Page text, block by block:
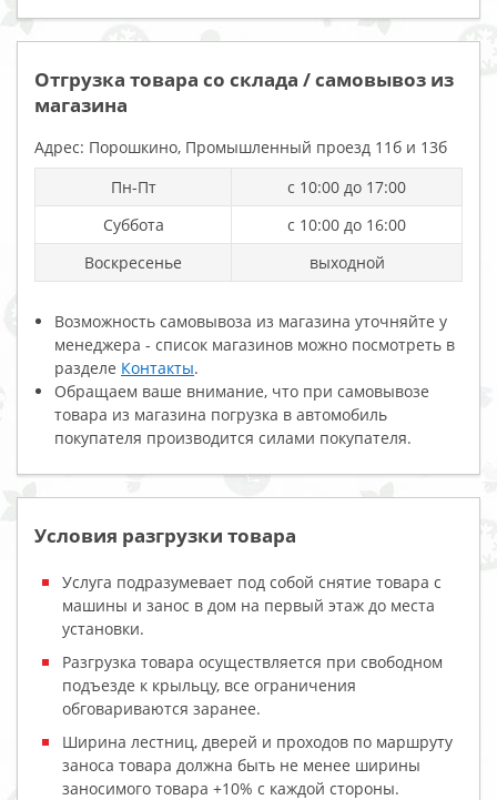
Отгрузка товара со склада / самовывоз из
магазина
Адрес: Порошкино, Промышленный проезд 11б и 13б
Пн-Пт
с 10:00 до 17:00
Суббота
с 10:00 до 16:00
Воскресенье
выходной
Возможность самовывоза из магазина уточняйте у
менеджера - список магазинов можно посмотреть в
разделе Контакты.
Обращаем ваше внимание, что при самовывозе
товара из магазина погрузка в автомобиль
покупателя производится силами покупателя.
Условия разгрузки товара
Услуга подразумевает под собой снятие товара с
машины и занос в дом на первый этаж до места
установки.
Разгрузка товара осуществляется при свободном
подъезде к крыльцу, все ограничения
обговариваются заранее.
Ширина лестниц, дверей и проходов по маршруту
заноса товара должна быть не менее ширины
заносимого товара +10% с каждой стороны.